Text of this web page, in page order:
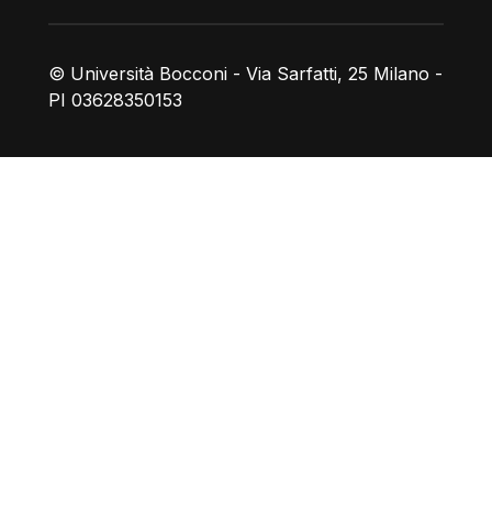
© Università Bocconi - Via Sarfatti, 25 Milano -
PI 03628350153